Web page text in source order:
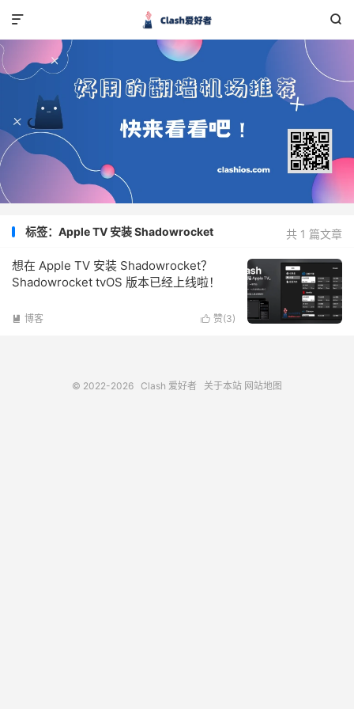


共 1 篇文章
标签：Apple TV 安装 Shadowrocket
想在 Apple TV 安装 Shadowrocket？
Shadowrocket tvOS 版本已经上线啦！
 赞(3)
 博客
© 2022-2026 Clash 爱好者 关于本站 网站地图